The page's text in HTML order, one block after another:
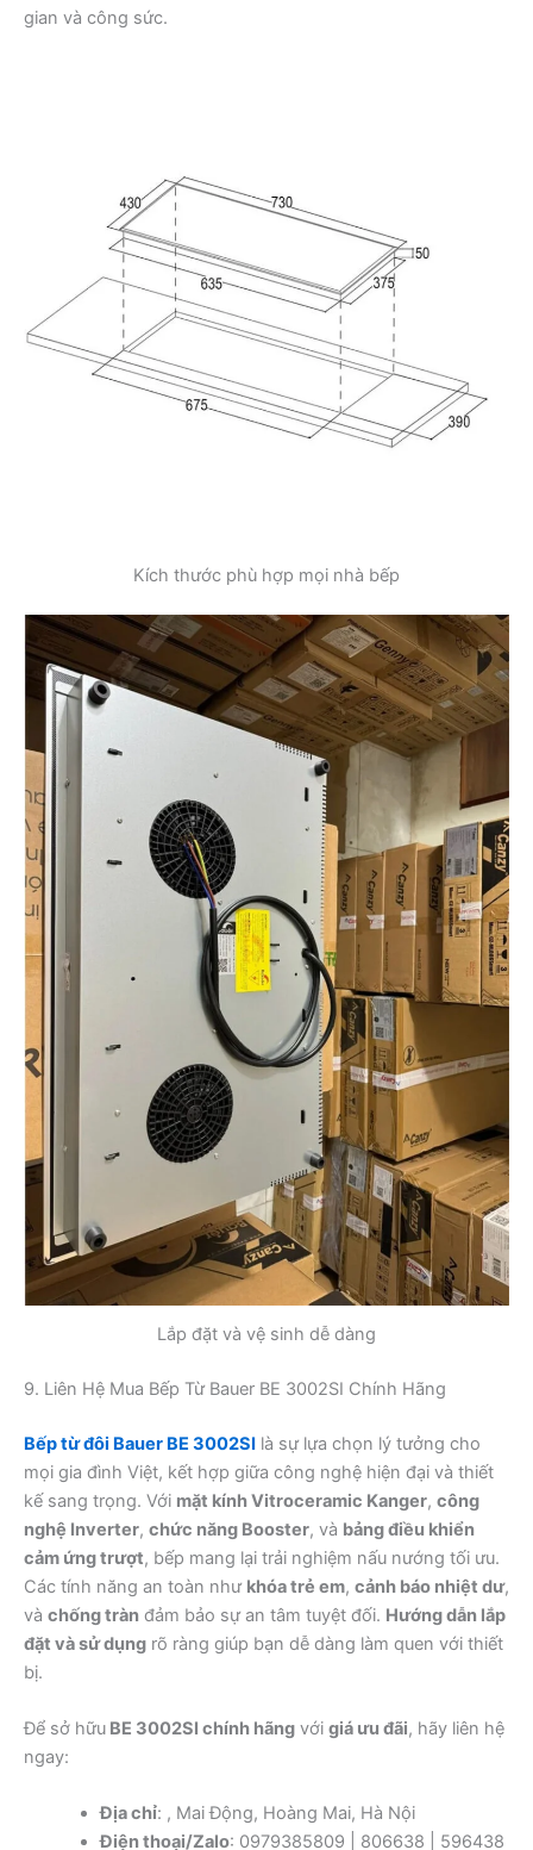
gian và công sức.
Kích thước phù hợp mọi nhà bếp
Lắp đặt và vệ sinh dễ dàng
9. Liên Hệ Mua Bếp Từ Bauer BE 3002SI Chính Hãng
Bếp từ đôi Bauer BE 3002SI là sự lựa chọn lý tưởng cho
mọi gia đình Việt, kết hợp giữa công nghệ hiện đại và thiết
kế sang trọng. Với mặt kính Vitroceramic Kanger, công
nghệ Inverter, chức năng Booster, và bảng điều khiển
cảm ứng trượt, bếp mang lại trải nghiệm nấu nướng tối ưu.
Các tính năng an toàn như khóa trẻ em, cảnh báo nhiệt dư,
và chống tràn đảm bảo sự an tâm tuyệt đối. Hướng dẫn lắp
đặt và sử dụng rõ ràng giúp bạn dễ dàng làm quen với thiết
bị.
Để sở hữu BE 3002SI chính hãng với giá ưu đãi, hãy liên hệ
ngay:
Địa chỉ: , Mai Động, Hoàng Mai, Hà Nội
Điện thoại/Zalo: 0979385809 | 806638 | 596438